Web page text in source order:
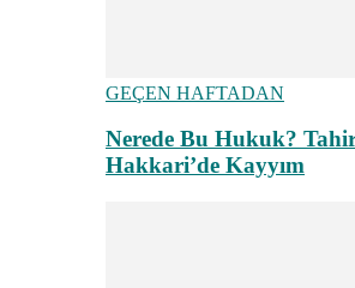
GEÇEN HAFTADAN
Nerede Bu Hukuk?
Hakkari’de Kayyım